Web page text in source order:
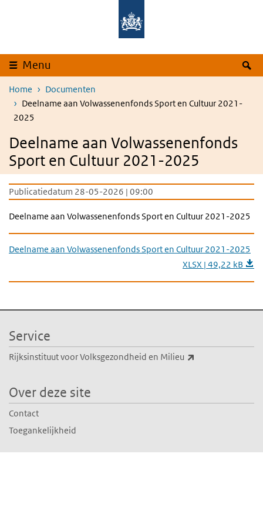
Overslaan en naar de inhoud gaan
Menu
Home
Documenten
Deelname aan Volwassenenfonds Sport en Cultuur 2021-
2025
Deelname aan Volwassenenfonds
Sport en Cultuur 2021-2025
Publicatiedatum 28-05-2026 | 09:00
Deelname aan Volwassenenfonds Sport en Cultuur 2021-2025
Deelname aan Volwassenenfonds Sport en Cultuur 2021-2025
XLSX | 49,22 kB
Service
Rijksinstituut voor Volksgezondheid en Milieu
Over deze site
Contact
Toegankelijkheid